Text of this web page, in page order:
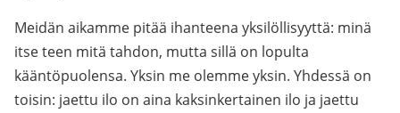
Meidän aikamme pitää ihanteena yksilöllisyyttä: minä
itse teen mitä tahdon, mutta sillä on lopulta
kääntöpuolensa. Yksin me olemme yksin. Yhdessä on
toisin: jaettu ilo on aina kaksinkertainen ilo ja jaettu